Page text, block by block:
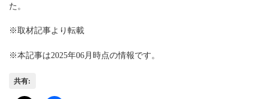
た。
※取材記事より転載
※本記事は2025年06月時点の情報です。
共有: